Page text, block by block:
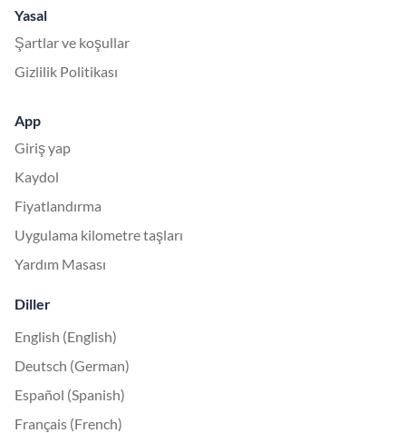
Yasal
Şartlar ve koşullar
Gizlilik Politikası
App
Giriş yap
Kaydol
Fiyatlandırma
Uygulama kilometre taşları
Yardım Masası
Diller
English (English)
Deutsch (German)
Español (Spanish)
Français (French)